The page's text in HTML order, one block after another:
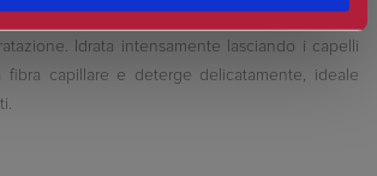
Idrata intensamente lasciando i capelli
fibra capillare e deterge delicatamente, ideale